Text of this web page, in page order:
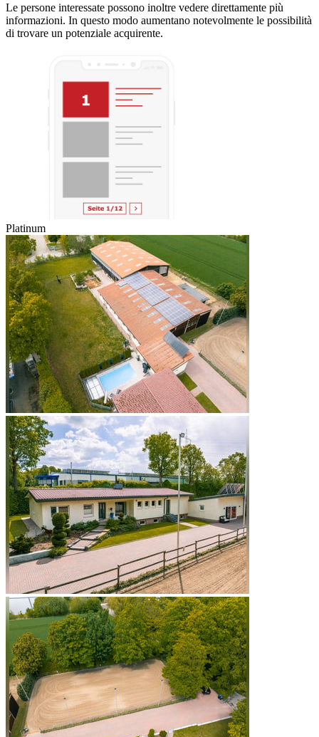
Le persone interessate possono inoltre vedere direttamente più
informazioni. In questo modo aumentano notevolmente le possibilità
di trovare un potenziale acquirente.
Platinum